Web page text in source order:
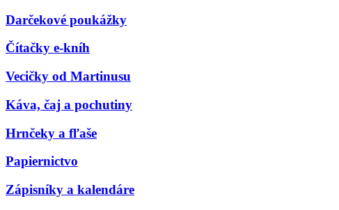
Darčekové poukážky
Čítačky e-kníh
Vecičky od Martinusu
Káva, čaj a pochutiny
Hrnčeky a fľaše
Papiernictvo
Zápisníky a kalendáre